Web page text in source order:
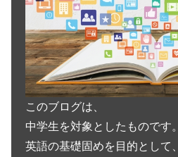
このブログは、
中学生を対象としたものです。
英語の基礎固めを目的として、